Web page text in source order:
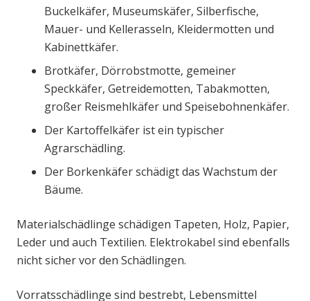
Buckelkäfer, Museumskäfer, Silberfische,
Mauer- und Kellerasseln, Kleidermotten und
Kabinettkäfer.
Brotkäfer, Dörrobstmotte, gemeiner
Speckkäfer, Getreidemotten, Tabakmotten,
großer Reismehlkäfer und Speisebohnenkäfer.
Der Kartoffelkäfer ist ein typischer
Agrarschädling.
Der Borkenkäfer schädigt das Wachstum der
Bäume.
Materialschädlinge schädigen Tapeten, Holz, Papier,
Leder und auch Textilien. Elektrokabel sind ebenfalls
nicht sicher vor den Schädlingen.
Vorratsschädlinge sind bestrebt, Lebensmittel